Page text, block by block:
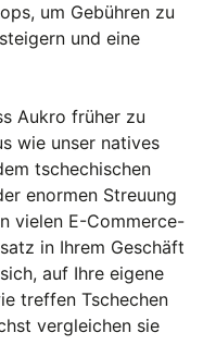
um Gebühren zu
und eine
Aukro früher zu
wie unser natives
tschechischen
enormen Streuung
vielen E-Commerce-
in Ihrem Geschäft
auf Ihre eigene
treffen Tschechen
vergleichen sie